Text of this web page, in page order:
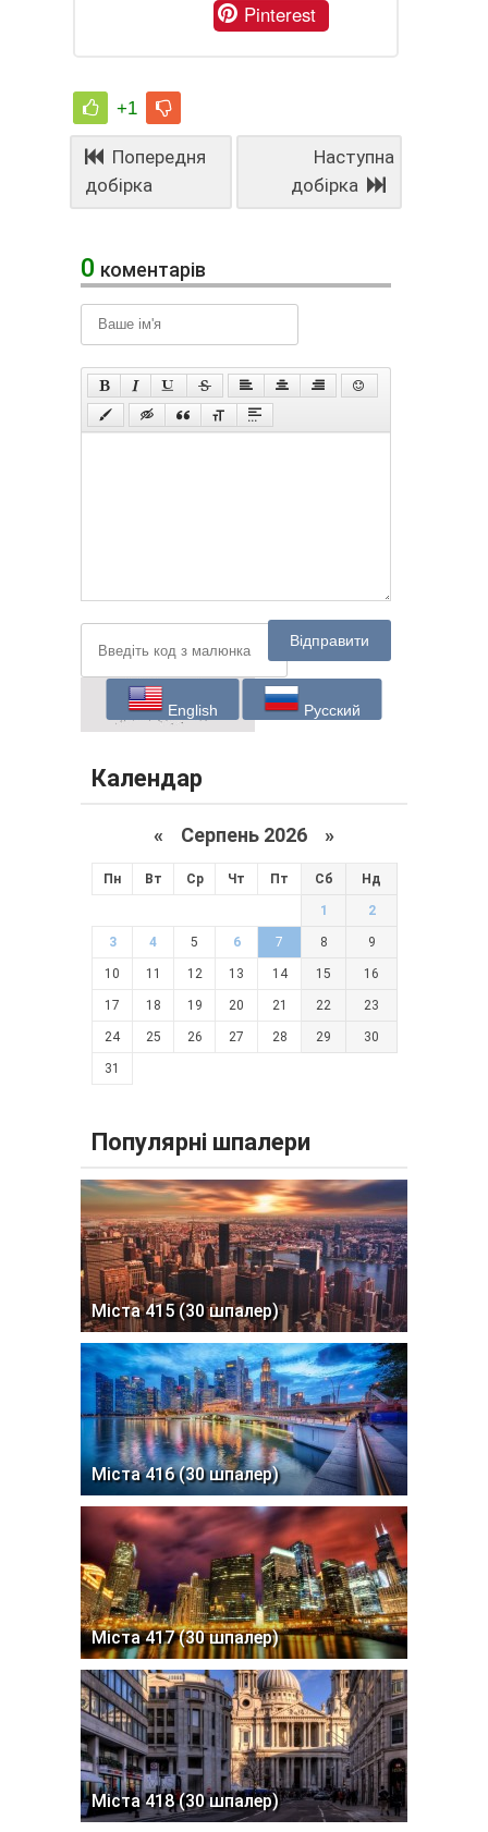
Pinterest
+1
Попередня
добірка
Наступна
добірка
0 коментарів
Відправити
English Русский
Календар
« Серпень 2026 »
Пн Вт Ср Чт Пт Сб Нд
1 2
3 4 5 6 7 8 9
10 11 12 13 14 15 16
17 18 19 20 21 22 23
24 25 26 27 28 29 30
31
Популярні шпалери
Міста 415 (30 шпалер)
Міста 416 (30 шпалер)
Міста 417 (30 шпалер)
Міста 418 (30 шпалер)